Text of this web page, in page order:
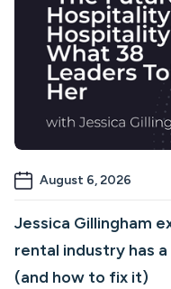
August 6, 2026
Jessica Gillingham
rental industry has
(and how to fix it)